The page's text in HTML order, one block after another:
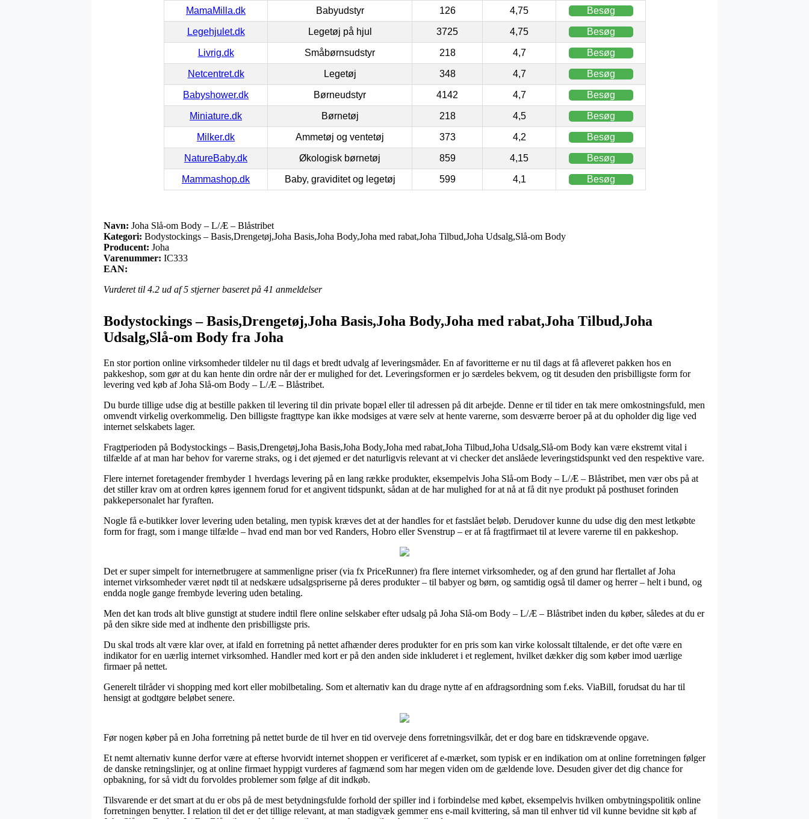
MamaMilla.dk Babyudstyr 126 4,75 Besøg
Legehjulet.dk Legetøj på hjul 3725 4,75 Besøg
Livrig.dk Småbørnsudstyr 218 4,7 Besøg
Netcentret.dk Legetøj 348 4,7 Besøg
Babyshower.dk Børneudstyr 4142 4,7 Besøg
Miniature.dk Børnetøj 218 4,5 Besøg
Milker.dk Ammetøj og ventetøj 373 4,2 Besøg
NatureBaby.dk Økologisk børnetøj 859 4,15 Besøg
Mammashop.dk Baby, graviditet og legetøj 599 4,1 Besøg
Navn: Joha Slå-om Body – L/Æ – Blåstribet
Kategori: Bodystockings – Basis,Drengetøj,Joha Basis,Joha Body,Joha med rabat,Joha Tilbud,Joha Udsalg,Slå-om Body
Producent: Joha
Varenummer: IC333
EAN:
Vurderet til 4.2 ud af 5 stjerner baseret på 41 anmeldelser
Bodystockings – Basis,Drengetøj,Joha Basis,Joha Body,Joha med rabat,Joha Tilbud,Joha
Udsalg,Slå-om Body fra Joha
En stor portion online virksomheder tildeler nu til dags et bredt udvalg af leveringsmåder. En af favoritterne er nu til dags at få afleveret pakken hos en
pakkeshop, som gør at du kan hente din ordre når der er mulighed for det. Leveringsformen er jo særdeles bekvem, og tit desuden den prisbilligste form for
levering ved køb af Joha Slå-om Body – L/Æ – Blåstribet.
Du burde tillige udse dig at bestille pakken til levering til din private bopæl eller til adressen på dit arbejde. Denne er til tider en tak mere omkostningsfuld, men
omvendt virkelig overkommelig. Den billigste fragttype kan ikke modsiges at være selv at hente varerne, som desværre beroer på at du opholder dig lige ved
internet selskabets lager.
Fragtperioden på Bodystockings – Basis,Drengetøj,Joha Basis,Joha Body,Joha med rabat,Joha Tilbud,Joha Udsalg,Slå-om Body kan være ekstremt vital i
tilfælde af at man har behov for varerne straks, og i det øjemed er det naturligvis relevant at vi checker det anslåede leveringstidspunkt ved den respektive vare.
Flere internet foretagender frembyder 1 hverdags levering på en lang række produkter, eksempelvis Joha Slå-om Body – L/Æ – Blåstribet, men vær obs på at
det stiller krav om at ordren køres igennem forud for et angivent tidspunkt, sådan at de har mulighed for at nå at få dit nye produkt på posthuset forinden
pakkepersonalet har fyraften.
Nogle få e-butikker lover levering uden betaling, men typisk kræves det at der handles for et fastslået beløb. Derudover kunne du udse dig den mest letkøbte
form for fragt, som i mange tilfælde – hvad end man bor ved Randers, Hobro eller Svenstrup – er at få fragtfirmaet til at levere varerne til en pakkeshop.
Det er super simpelt for internetbrugere at sammenligne priser (via fx PriceRunner) fra flere internet virksomheder, og af den grund har flertallet af Joha
internet virksomheder været nødt til at nedskære udsalgspriserne på deres produkter – til babyer og børn, og samtidig også til damer og herrer – helt i bund, og
endda nogle gange frembyde levering uden betaling.
Men det kan trods alt blive gunstigt at studere indtil flere online selskaber efter udsalg på Joha Slå-om Body – L/Æ – Blåstribet inden du køber, således at du er
på den sikre side med at indhente den prisbilligste pris.
Du skal trods alt være klar over, at ifald en forretning på nettet afhænder deres produkter for en pris som kan virke kolossalt tiltalende, er det ofte være en
indikator for en uærlig internet virksomhed. Handler med kort er på den anden side inkluderet i et reglement, hvilket dækker dig som køber imod uærlige
firmaer på nettet.
Generelt tilråder vi shopping med kort eller mobilbetaling. Som et alternativ kan du drage nytte af en afdragsordning som f.eks. ViaBill, forudsat du har til
hensigt at godtgøre beløbet senere.
Før nogen køber på en Joha forretning på nettet burde de til hver en tid overveje dens forretningsvilkår, det er dog bare en tidskrævende opgave.
Et nemt alternativ kunne derfor være at efterse hvorvidt internet shoppen er verificeret af e-mærket, som typisk er en indikation om at online forretningen følger
de danske retningslinjer, og at online firmaet hyppigt vurderes af fagmænd som har megen viden om de gældende love. Desuden giver det dig chance for
opbakning, for så vidt du forvoldes problemer som følge af dit indkøb.
Tilsvarende er det smart at du er obs på de mest betydningsfulde forhold der spiller ind i forbindelse med købet, eksempelvis hvilken ombytningspolitik online
forretningen benytter. I relation til det er det tillige relevant, at man stadigvæk gemmer ens e-mail kvittering, så man til enhver tid vil kunne bevidne sit køb af